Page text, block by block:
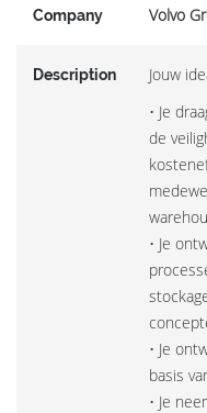
Company Volvo
Description
Jouw
• Je
de
• Je
• Je
basis
• Je